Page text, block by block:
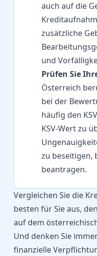
auch auf die
zusätzliche
und
Prüfen Sie
Österreich
bei der
häufig den
KSV-Wert zu
zu beseitigen,
beantragen.
Vergleichen Sie die
besten für Sie aus,
auf dem
Und denken Sie
finanzielle